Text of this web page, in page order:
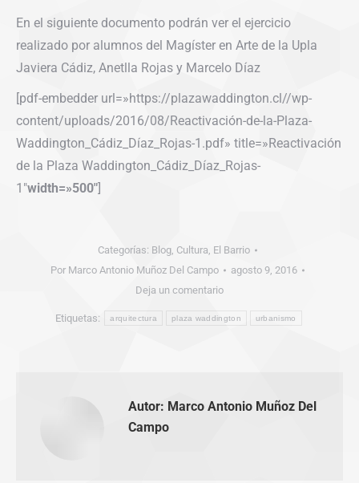
En el siguiente documento podrán ver el ejercicio
realizado por alumnos del Magíster en Arte de la Upla
Javiera Cádiz, Anetlla Rojas y Marcelo Díaz
[pdf-embedder url=»https://plazawaddington.cl//wp-
content/uploads/2016/08/Reactivación-de-la-Plaza-
Waddington_Cádiz_Díaz_Rojas-1.pdf» title=»Reactivación
de la Plaza Waddington_Cádiz_Díaz_Rojas-
1″width=»500″]
Categorías: Blog, Cultura, El Barrio
Por Marco Antonio Muñoz Del Campo
agosto 9, 2016
Deja un comentario
Etiquetas: arquitectura plaza waddington urbanismo
Autor: Marco Antonio Muñoz Del
Campo